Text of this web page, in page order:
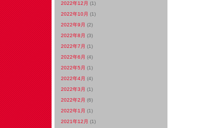
2022年12月 (1)
2022年10月 (1)
2022年9月 (2)
2022年8月 (3)
2022年7月 (1)
2022年6月 (4)
2022年5月 (1)
2022年4月 (4)
2022年3月 (1)
2022年2月 (6)
2022年1月 (1)
2021年12月 (1)